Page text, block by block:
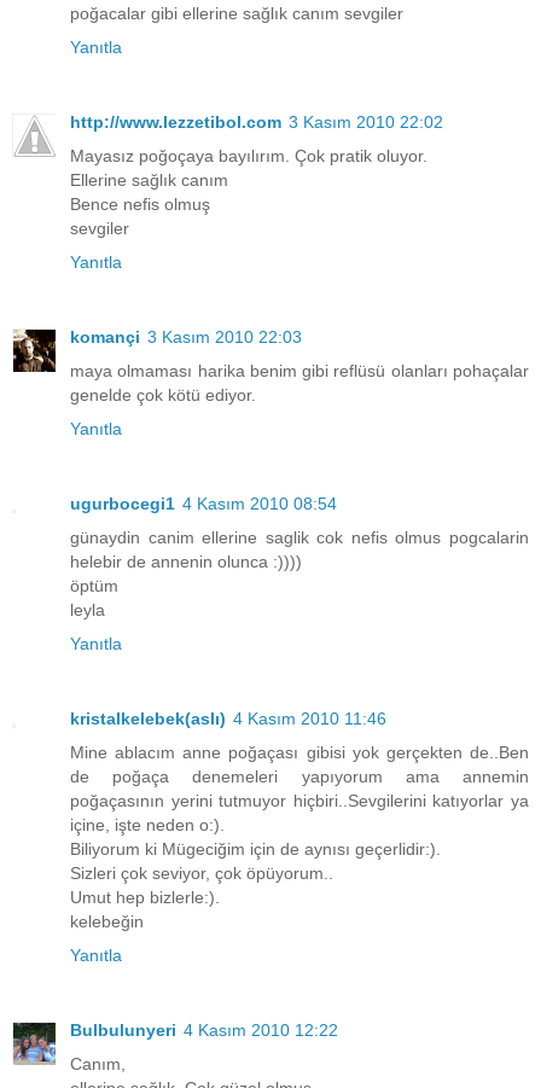
poğacalar gibi ellerine sağlık canım sevgiler
Yanıtla
http://www.lezzetibol.com 3 Kasım 2010 22:02
Mayasız poğoçaya bayılırım. Çok pratik oluyor.
Ellerine sağlık canım
Bence nefis olmuş
sevgiler
Yanıtla
komançi 3 Kasım 2010 22:03
maya olmaması harika benim gibi reflüsü olanları pohaçalar
genelde çok kötü ediyor.
Yanıtla
ugurbocegi1 4 Kasım 2010 08:54
günaydin canim ellerine saglik cok nefis olmus pogcalarin
helebir de annenin olunca :))))
öptüm
leyla
Yanıtla
kristalkelebek(aslı) 4 Kasım 2010 11:46
Mine ablacım anne poğaçası gibisi yok gerçekten de..Ben
de poğaça denemeleri yapıyorum ama annemin
poğaçasının yerini tutmuyor hiçbiri..Sevgilerini katıyorlar ya
içine, işte neden o:).
Biliyorum ki Mügeciğim için de aynısı geçerlidir:).
Sizleri çok seviyor, çok öpüyorum..
Umut hep bizlerle:).
kelebeğin
Yanıtla
Bulbulunyeri 4 Kasım 2010 12:22
Canım,